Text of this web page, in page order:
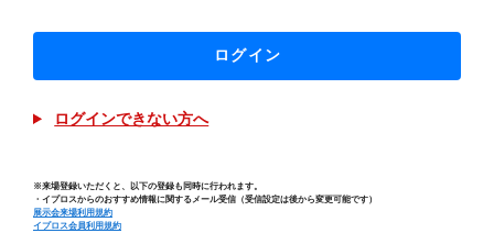
ログイン
ログインできない方へ
※来場登録いただくと、以下の登録も同時に行われます。
・イプロスからのおすすめ情報に関するメール受信（受信設定は後から変更可能です）
展示会来場利用規約
イプロス会員利用規約